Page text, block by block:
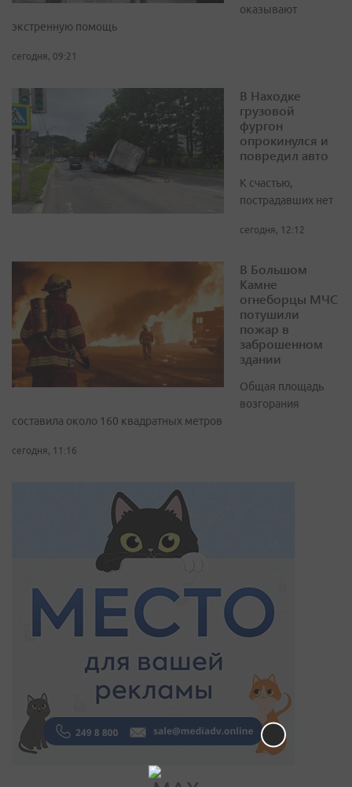
оказывают
экстренную помощь
сегодня, 09:21
В Находке
грузовой
фургон
опрокинулся и
повредил авто
К счастью,
пострадавших нет
сегодня, 12:12
В Большом
Камне
огнеборцы МЧС
потушили
пожар в
заброшенном
здании
Общая площадь
возгорания
составила около 160 квадратных метров
сегодня, 11:16